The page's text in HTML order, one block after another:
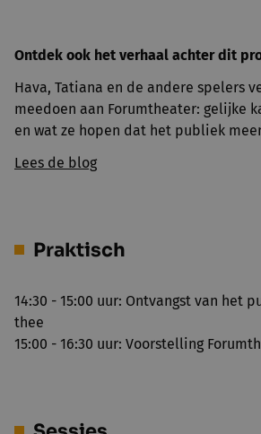
Ontdek ook het verhaal achter dit
Hava, Tatiana en de andere spelers
meedoen aan Forumtheater: gelijke
en wat ze hopen dat het publiek
Lees de blog
Praktisch
14:30 - 15:00 uur: Ontvangst van het
thee
15:00 - 16:30 uur: Voorstelling